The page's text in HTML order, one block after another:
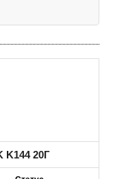
20Г